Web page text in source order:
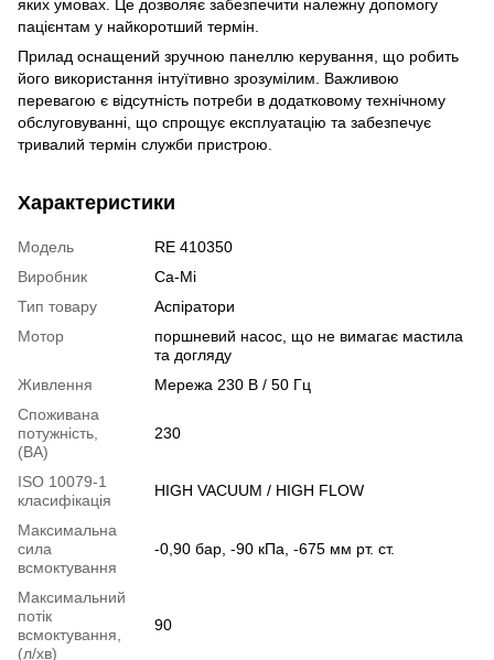
яких умовах. Це дозволяє забезпечити належну допомогу
пацієнтам у найкоротший термін.
Прилад оснащений зручною панеллю керування, що робить
його використання інтуїтивно зрозумілим. Важливою
перевагою є відсутність потреби в додатковому технічному
обслуговуванні, що спрощує експлуатацію та забезпечує
тривалий термін служби пристрою.
Характеристики
Модель
RE 410350
Виробник
Ca-Mi
Тип товару
Аспіратори
Мотор
поршневий насос, що не вимагає мастила
та догляду
Живлення
Мережа 230 В / 50 Гц
Споживана
потужність,
(ВА)
230
ISO 10079-1
класифікація
HIGH VACUUM / HIGH FLOW
Максимальна
сила
всмоктування
-0,90 бар, -90 кПа, -675 мм рт. ст.
Максимальний
потік
всмоктування,
(л/хв)
90